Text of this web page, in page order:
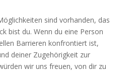
sind vorhanden, das
bist du. Wenn du eine Person
Barrieren konfrontiert ist,
deiner Zugehörigkeit zur
wir uns freuen, von dir zu